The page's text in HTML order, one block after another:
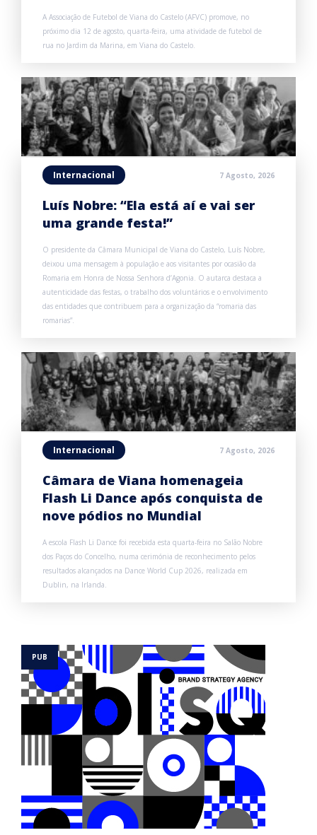
A Associação de Futebol de Viana do Castelo (AFVC) promove, no
próximo dia 12 de agosto, quarta-feira, uma atividade de futebol de
rua no Jardim da Marina, em Viana do Castelo.
Internacional 7 Agosto, 2026
Luís Nobre: “Ela está aí e vai ser
uma grande festa!”
O presidente da Câmara Municipal de Viana do Castelo, Luís Nobre,
deixou uma mensagem à população e aos visitantes por ocasião da
Romaria em Honra de Nossa Senhora d’Agonia. O autarca destaca a
autenticidade das festas, o trabalho dos voluntários e o envolvimento
das entidades que contribuem para a organização da “romaria das
romarias”.
Internacional 7 Agosto, 2026
Câmara de Viana homenageia
Flash Li Dance após conquista de
nove pódios no Mundial
A escola Flash Li Dance foi recebida esta quarta-feira no Salão Nobre
dos Paços do Concelho, numa cerimónia de reconhecimento pelos
resultados alcançados na Dance World Cup 2026, realizada em
Dublin, na Irlanda.